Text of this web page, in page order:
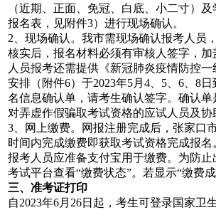
（近期 正面 免冠 白底 、小二寸）
报名表，见附件3）进行现场确认。
2、现场确认。 我市需现场确认报考人员
核实后，报名材料必须有审核人签字，
人员报考还需提供《新冠肺炎疫情防控一
安排（附件6） 于2023年5月4、5、6、8
名信息确认单，请考生确认签字。确认单
对弄虚作假骗取考试资格的应试人员及
3、网上缴费。
网报注册完成后，张家口
时间内完成缴费即获取考试资格完成报名
报考人员应准备支付宝用于缴费。 为防止
考试平台查看“缴费状态”。若显示“缴费
三、准考证打印
自2023年6月26日起，考生可登录国家卫